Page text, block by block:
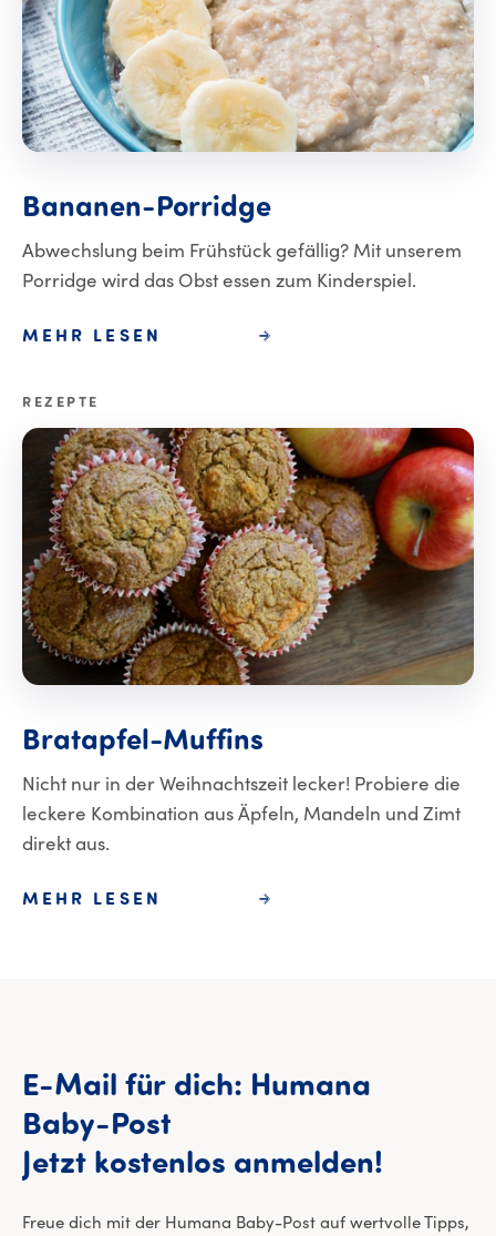
Bananen-PorridgeBananen-
Abwechslung beim Frühstück gefällig? Mit unserem
Porridge wird das Obst essen zum Kinderspiel.
MEHR LESEN
REZEPTE
Bratapfel-Muffins
Nicht nur in der Weihnachtszeit lecker! Probiere die
leckere Kombination aus Äpfeln, Mandeln und Zimt
direkt aus.
MEHR LESEN
E-Mail für dich: Humana
Baby-Post
Jetzt kostenlos anmelden!
Freue dich mit der Humana Baby-Post auf wertvolle Tipps,